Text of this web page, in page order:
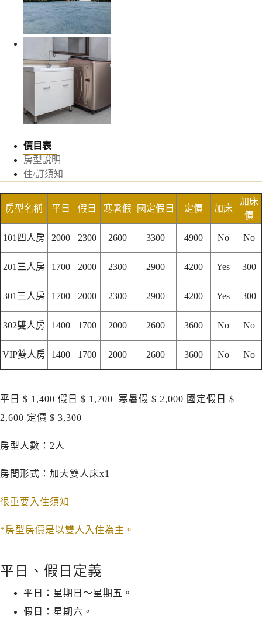
價目表
房型說明
住/訂須知
房型名稱 平日 假日 寒暑假 國定假日 定價 加床
加床
價
101四人房 2000 2300 2600 3300 4900 No No
201三人房 1700 2000 2300 2900 4200 Yes 300
301三人房 1700 2000 2300 2900 4200 Yes 300
302雙人房 1400 1700 2000 2600 3600 No No
VIP雙人房 1400 1700 2000 2600 3600 No No
平日 $ 1,400 假日 $ 1,700 寒暑假 $ 2,000 國定假日 $
2,600 定價 $ 3,300
房型人數：2人
房間形式：加大雙人床x1
很重要入住須知
*房型房價是以雙人入住為主。
平日、假日定義
平日：星期日～星期五。
假日：星期六。